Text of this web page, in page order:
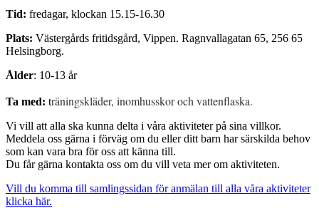
Tid: fredagar, klockan 15.15-16.30
Plats: Västergårds fritidsgård, Vippen. Ragnvallagatan 65, 256 65
Helsingborg.
Ålder: 10-13 år
Ta med: träningskläder, inomhusskor och vattenflaska.
Vi vill att alla ska kunna delta i våra aktiviteter på sina villkor.
Meddela oss gärna i förväg om du eller ditt barn har särskilda behov
som kan vara bra för oss att känna till.
Du får gärna kontakta oss om du vill veta mer om aktiviteten.
Vill du komma till samlingssidan för anmälan till alla våra aktiviteter
klicka här.